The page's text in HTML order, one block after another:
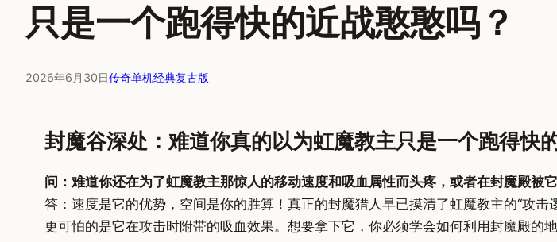
只是一个跑得快的近战憨憨吗？
2026年6月30日传奇单机经典复古版
封魔谷深处：难道你真的以为虹魔教主只是一个跑得快
问：难道你还在为了虹魔教主那惊人的移动速度和吸血属性而头疼，或者在封魔殿被
答：速度是它的优势，空间是你的胜算！真正的封魔猎人早已摸清了虹魔教主的“攻
更可怕的是它在攻击时附带的吸血效果。想要拿下它，你必须学会如何利用封魔殿的